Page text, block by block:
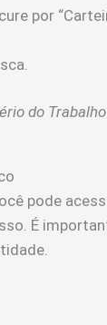
por
do
pode
É